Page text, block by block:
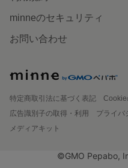
minneのセキュリティ
お問い合わせ
特定商取引法に基づく表記
Cookie
広告識別子の取得・利用
プライバ
メディアキット
©GMO Pepabo,